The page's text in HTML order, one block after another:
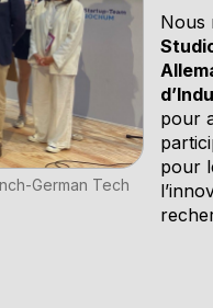
German Tech
Nous
pour
pour